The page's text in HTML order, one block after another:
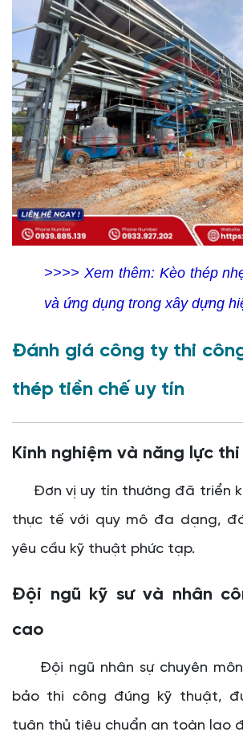
>>>> Xem thêm: Kèo thép
và ứng dụng trong xây dựng
Đánh giá công ty thi
thép tiền chế uy tín
Kinh nghiệm và năng lực
Đơn vị uy tín thường đã triển
thực tế với quy mô đa dạng,
yêu cầu kỹ thuật phức tạp.
Đội ngũ kỹ sư và nhân
cao
Đội ngũ nhân sự chuyên
bảo thi công đúng kỹ thuật,
tuân thủ tiêu chuẩn an toàn lao